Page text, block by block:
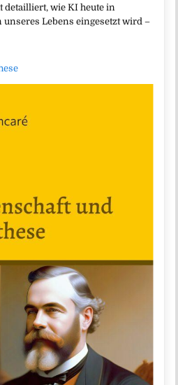
detailliert, wie KI heute in
Lebens eingesetzt wird –